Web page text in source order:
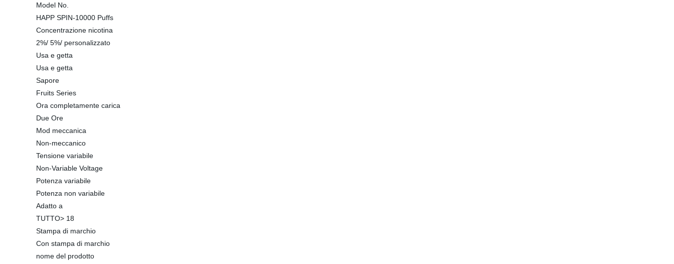
Model No.
HAPP SPIN-10000 Puffs
Concentrazione nicotina
2%/ 5%/ personalizzato
Usa e getta
Usa e getta
Sapore
Fruits Series
Ora completamente carica
Due Ore
Mod meccanica
Non-meccanico
Tensione variabile
Non-Variable Voltage
Potenza variabile
Potenza non variabile
Adatto a
TUTTO> 18
Stampa di marchio
Con stampa di marchio
nome del prodotto